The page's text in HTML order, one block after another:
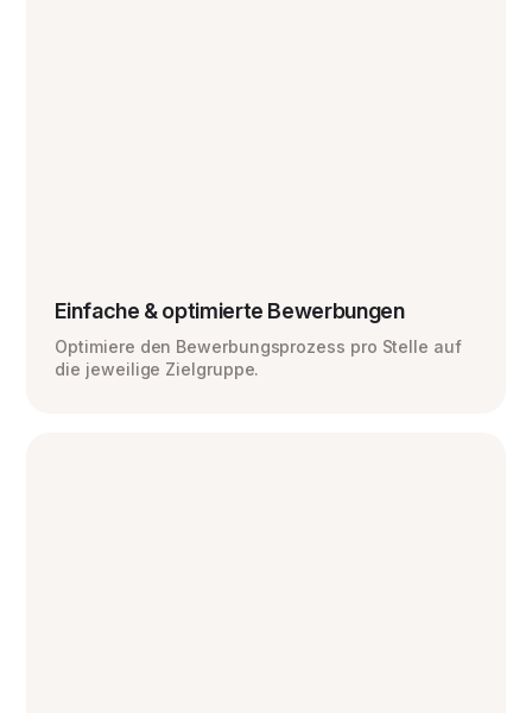
Einfache & optimierte Bewerbungen
Optimiere den Bewerbungsprozess pro Stelle auf
die jeweilige Zielgruppe.